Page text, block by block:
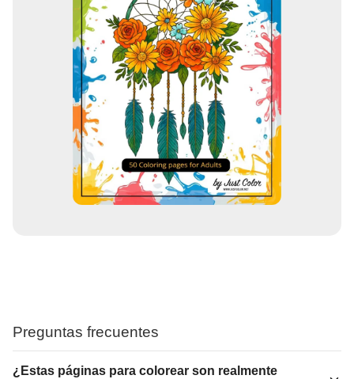
Preguntas frecuentes
¿Estas páginas para colorear son realmente